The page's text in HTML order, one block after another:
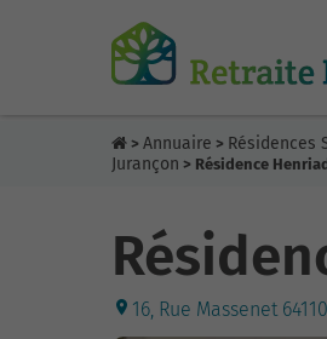
> Annuaire > Résidences
Jurançon > Résidence
16, Rue Massenet